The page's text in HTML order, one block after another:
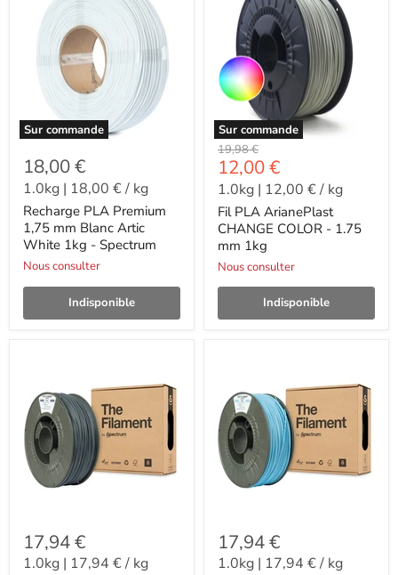
Sur commande
18,00 €
1.0kg | 18,00 €/ kg
Recharge PLA Premium
1,75 mm Blanc Artic
White 1kg - Spectrum
Nous consulter
Indisponible
Sur commande
-
19,98 €
-
12,00 €
1.0kg | 12,00 €/ kg
Fil PLA ArianePlast
CHANGE COLOR - 1.75
mm 1kg
Nous consulter
Indisponible
17,94 €
1.0kg | 17,94 €/ kg
17,94 €
1.0kg | 17,94 €/ kg